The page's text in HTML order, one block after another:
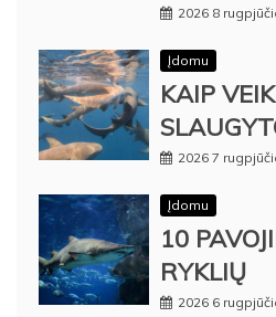
2026 8
Įdomu
KAIP
2026 7
Įdomu
10
RYKLIŲ
2026 6